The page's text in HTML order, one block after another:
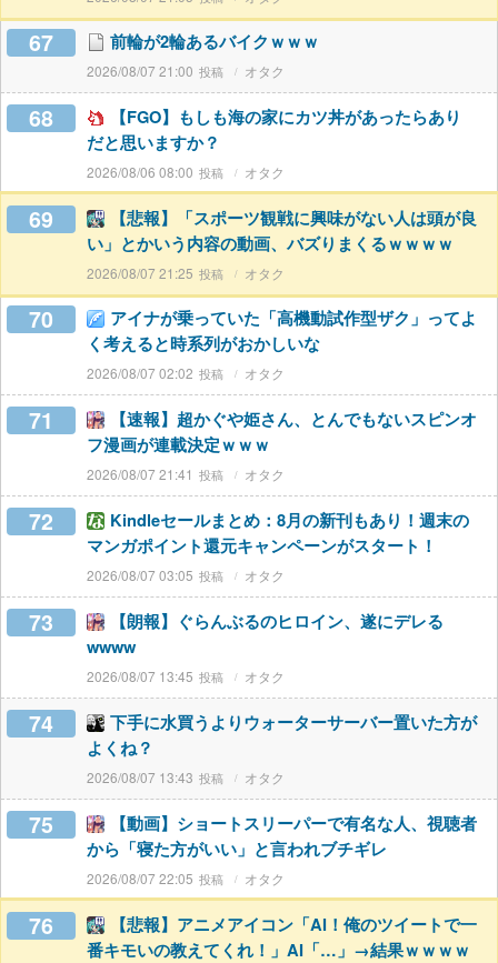
67 前輪が2輪あるバイクｗｗｗ
2026/08/07 21:00 オタク
68
【FGO】もしも海の家にカツ丼があったらあり
だと思いますか？
2026/08/06 08:00 オタク
69
【悲報】「スポーツ観戦に興味がない人は頭が良
い」とかいう内容の動画、バズりまくるｗｗｗｗ
2026/08/07 21:25 オタク
70
アイナが乗っていた「高機動試作型ザク」ってよ
く考えると時系列がおかしいな
2026/08/07 02:02 オタク
71
【速報】超かぐや姫さん、とんでもないスピンオ
フ漫画が連載決定ｗｗｗ
2026/08/07 21:41 オタク
72
Kindleセールまとめ：8月の新刊もあり！週末の
マンガポイント還元キャンペーンがスタート！
2026/08/07 03:05 オタク
73
【朗報】ぐらんぶるのヒロイン、遂にデレる
wwww
2026/08/07 13:45 オタク
74
下手に水買うよりウォーターサーバー置いた方が
よくね？
2026/08/07 13:43 オタク
75
【動画】ショートスリーパーで有名な人、視聴者
から「寝た方がいい」と言われブチギレ
2026/08/07 22:05 オタク
76
【悲報】アニメアイコン「AI！俺のツイートで一
番キモいの教えてくれ！」AI「…」→結果ｗｗｗｗ